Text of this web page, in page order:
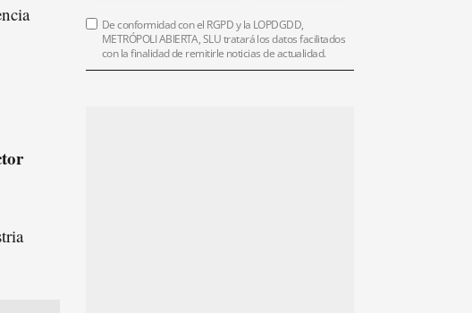
De conformidad con el RGPD y la LOPDGDD,
METRÓPOLI ABIERTA, SLU tratará los datos facilitados
con la finalidad de remitirle noticias de actualidad.